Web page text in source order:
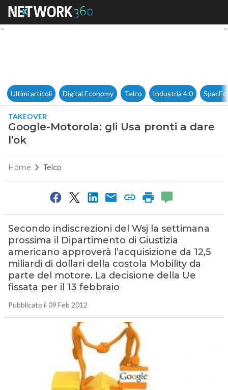
Google-Motorola: gli Usa
Ultimi articoli Digital Economy Telco Industria 4.0
TAKEOVER
Google-Motorola: gli Usa pronti a dare
l’ok
Home Telco
Secondo indiscrezioni del Wsj la settimana
prossima il Dipartimento di Giustizia
americano approverà l’acquisizione da 12,5
miliardi di dollari della costola Mobility da
parte del motore. La decisione della Ue
fissata per il 13 febbraio
Pubblicato il 09 Feb 2012